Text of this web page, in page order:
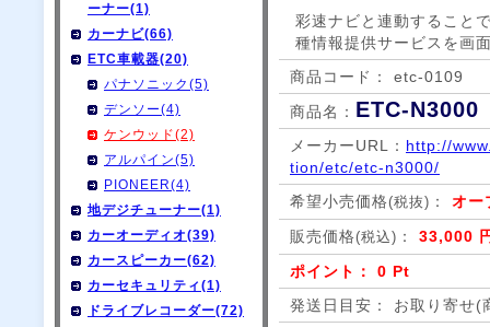
ーナー(1)
カーナビ(66)
ETC車載器(20)
パナソニック(5)
デンソー(4)
ケンウッド(2)
アルパイン(5)
PIONEER(4)
地デジチューナー(1)
カーオーディオ(39)
カースピーカー(62)
カーセキュリティ(1)
ドライブレコーダー(72)
彩速ナビと連動すること
種情報提供サービスを画
商品コード： etc-0109
商品名： ETC-N3000
メーカーURL： http://
tion/etc/etc-n3000/
希望小売価格(税抜) ： オー
販売価格(税込) ： 33,000
ポイント： 0 Pt
発送日目安： お取り寄せ(